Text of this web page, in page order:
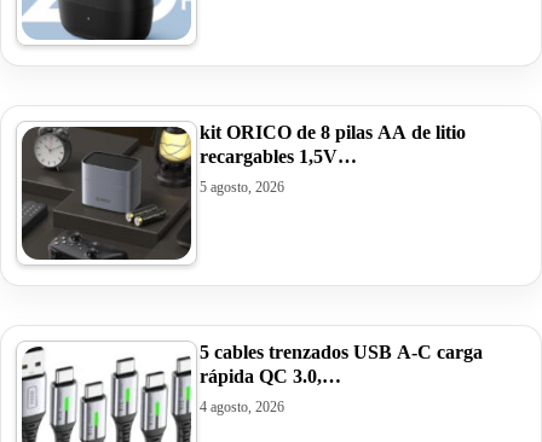
kit ORICO de 8 pilas AA de litio
recargables 1,5V…
5 agosto, 2026
5 cables trenzados USB A-C carga
rápida QC 3.0,…
4 agosto, 2026